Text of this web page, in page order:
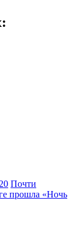
20 Почти
прошла «Ночь